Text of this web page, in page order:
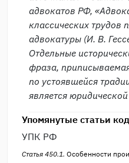
адвокатов РФ,
классических трудов
адвокатуры (И. В.
Отдельные
фраза,
по устоявшейся
является
Упомянутые статьи
УПК РФ
Статья 450.1. Особенности